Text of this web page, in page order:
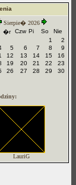
Sierpie� 2026
�r Czw Pi So
Nie
1
2
5 6 7 8
9
12 13 14 15
16
19 20 21 22
23
26 27 28 29
30
LauriG